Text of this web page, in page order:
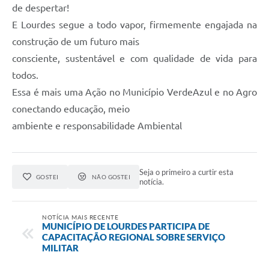
de despertar!
E Lourdes segue a todo vapor, firmemente engajada na
construção de um futuro mais
consciente, sustentável e com qualidade de vida para
todos.
Essa é mais uma Ação no Município VerdeAzul e no Agro
conectando educação, meio
ambiente e responsabilidade Ambiental
GOSTEI NÃO GOSTEI
Seja o primeiro a curtir esta
notícia.
NOTÍCIA MAIS RECENTE
MUNICÍPIO DE LOURDES PARTICIPA DE
CAPACITAÇÃO REGIONAL SOBRE SERVIÇO
MILITAR